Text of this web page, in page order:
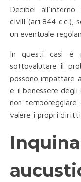
Decibel
civili (art.844 c.c.);
un eventuale
In questi casi è
sottovalutare il
possono impattare
e il benessere
non
valere i propri diritti.